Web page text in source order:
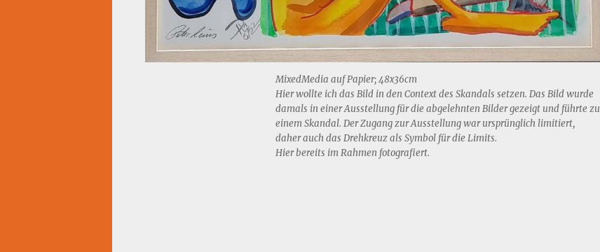
MixedMedia auf Papier; 48x36cm
Hier wollte ich das Bild in den Context des Skandals setzen. Das Bild wurde
damals in einer Ausstellung für die abgelehnten Bilder gezeigt und führte zu
einem Skandal. Der Zugang zur Ausstellung war ursprünglich limitiert,
daher auch das Drehkreuz als Symbol für die Limits.
Hier bereits im Rahmen fotografiert.